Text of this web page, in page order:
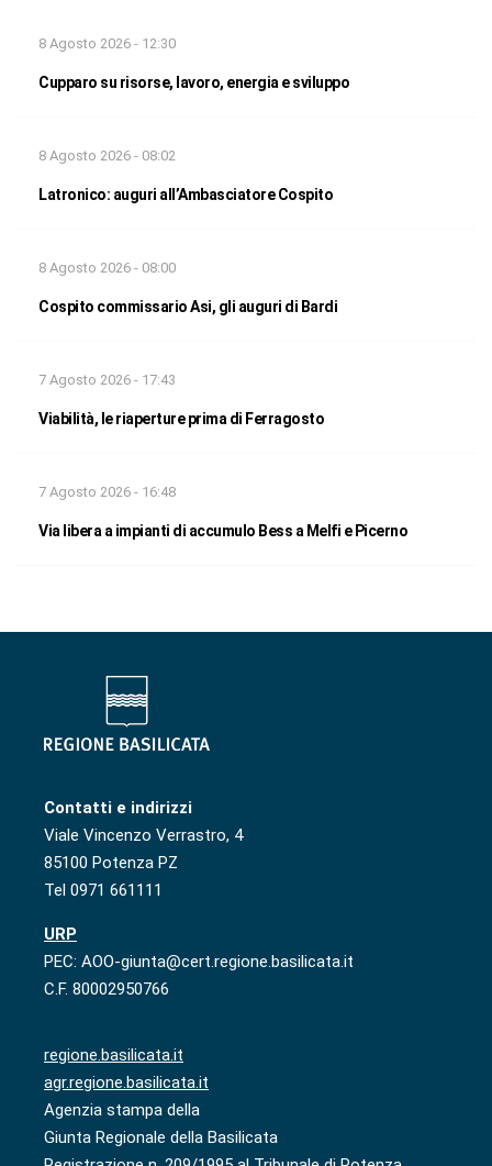
8 Agosto 2026 - 12:30
Cupparo su risorse, lavoro, energia e sviluppo
8 Agosto 2026 - 08:02
Latronico: auguri all’Ambasciatore Cospito
8 Agosto 2026 - 08:00
Cospito commissario Asi, gli auguri di Bardi
7 Agosto 2026 - 17:43
Viabilità, le riaperture prima di Ferragosto
7 Agosto 2026 - 16:48
Via libera a impianti di accumulo Bess a Melfi e Picerno
Contatti e indirizzi
Viale Vincenzo Verrastro, 4
85100 Potenza PZ
Tel 0971 661111
URP
PEC: AOO-giunta@cert.regione.basilicata.it
C.F. 80002950766
regione.basilicata.it
agr.regione.basilicata.it
Agenzia stampa della
Giunta Regionale della Basilicata